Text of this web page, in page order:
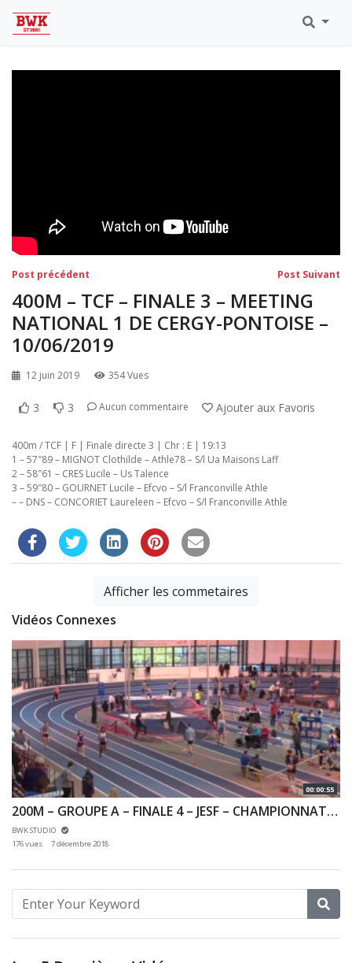
Eaubonne 2019
Navigation
de
l’article
Post précédent Post Suivant
400M – TCF – FINALE 3 – MEETING
NATIONAL 1 DE CERGY-PONTOISE –
10/06/2019
12 juin 2019 354 Vues
3 3 Aucun commentaire Ajouter aux Favoris
400m / TCF | F | Finale directe 3 | Chr : E | 19:13
1 – 57″89 – MIGNOT Clothilde – Athle78 – S/l Ua Maisons Laff
2 – 58″61 – CRES Lucile – Us Talence
3 – 59″80 – GOURNET Lucile – Efcvo – S/l Franconville Athle
– – DNS – CONCORIET Laureleen – Efcvo – S/l Franconville Athle
Afficher les commetaires
Vidéos Connexes
00:00:55
200M – GROUPE A – FINALE 4 – JESF – CHAMPIONNAT 92 & 78 INDOOR 02/12/2018 – EAUBONNE
BWK STUDIO
176 vues
7 décembre 2018